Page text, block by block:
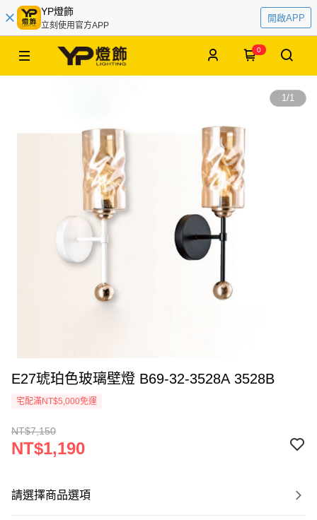
YP燈飾
立刻使用官方APP
開啟APP
0
1/1
E27琥珀色玻璃壁燈 B69-32-3528A 3528B
宅配滿NT$5,000免運
NT$7,150
NT$1,190
請選擇商品選項